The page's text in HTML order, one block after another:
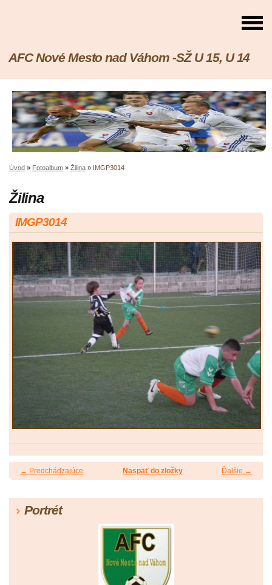
AFC Nové Mesto nad Váhom -SŽ U 15, U 14
Úvod » Fotoalbum » Žilina » IMGP3014
Žilina
IMGP3014
← Predchádzajúce Ďalšie →
Naspäť do zložky
Portrét